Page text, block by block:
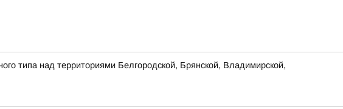
типа над территориями Белгородской, Брянской, Владимирской,